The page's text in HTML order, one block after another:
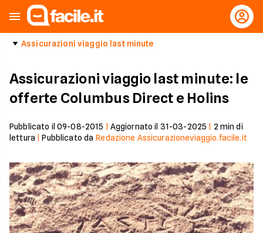
Assicurazioni viaggio last minute
Assicurazioni viaggio last minute: le
offerte Columbus Direct e Holins
Pubblicato il 09-08-2015 Aggiornato il 31-03-2025 2 min di
lettura |Pubblicato da Redazione Assicurazioneviaggio.facile.it